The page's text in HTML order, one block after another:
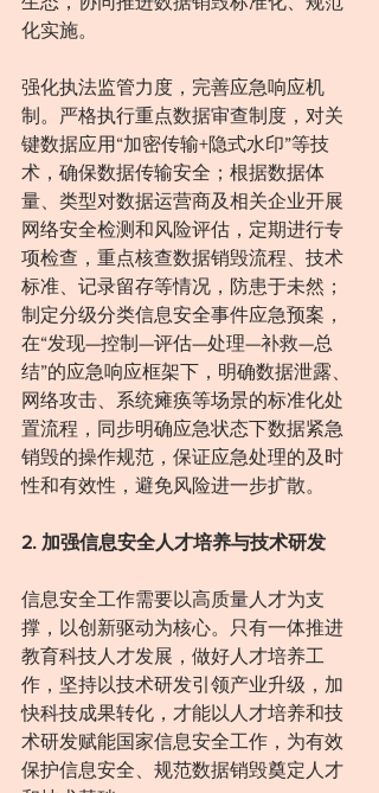
化实施。
强化执法监管力度，完善应急响应机
制。严格执行重点数据审查制度，对关
键数据应用“加密传输+隐式水印”等技
术，确保数据传输安全；根据数据体
量、类型对数据运营商及相关企业开展
网络安全检测和风险评估，定期进行专
项检查，重点核查数据销毁流程、技术
标准、记录留存等情况，防患于未然；
制定分级分类信息安全事件应急预案，
在“发现—控制—评估—处理—补救—总
结”的应急响应框架下，明确数据泄露、
网络攻击、系统瘫痪等场景的标准化处
置流程，同步明确应急状态下数据紧急
销毁的操作规范，保证应急处理的及时
性和有效性，避免风险进一步扩散。
2. 加强信息安全人才培养与技术研发
信息安全工作需要以高质量人才为支
撑，以创新驱动为核心。只有一体推进
教育科技人才发展，做好人才培养工
作，坚持以技术研发引领产业升级，加
快科技成果转化，才能以人才培养和技
术研发赋能国家信息安全工作，为有效
保护信息安全、规范数据销毁奠定人才